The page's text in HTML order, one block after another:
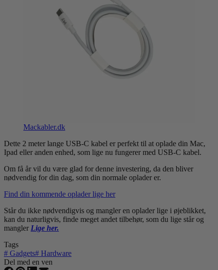
Mackabler.dk
Dette 2 meter lange USB-C kabel er perfekt til at oplade din Mac,
Ipad eller anden enhed, som lige nu fungerer med USB-C kabel.
Om få år vil du være glad for denne investering, da den bliver
nødvendig for din dag, som din normale oplader er.
Find din kommende oplader lige her
Står du ikke nødvendigvis og mangler en oplader lige i øjeblikket,
kan du naturligvis, finde meget andet tilbehør, som du lige står og
mangler Lige her.
Tags
# Gadgets# Hardware
Del med en ven